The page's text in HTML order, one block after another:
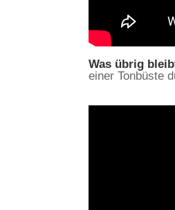
Was übrig
einer Tonbüste